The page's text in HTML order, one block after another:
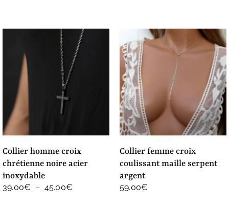
collier homme croix
chrétienne noire acier
inoxydable
39.00€ – 45.00€
collier femme croix
coulissant maille serpent
argent
59.00€